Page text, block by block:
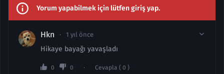
Yorum yapabilmek için lütfen giriş yap.
Hkn 1 yıl önce
Hikaye bayağı yavaşladı
0 0 Cevapla ( 0 )